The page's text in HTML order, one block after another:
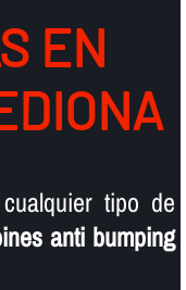
EN
tipo de
anti bumping